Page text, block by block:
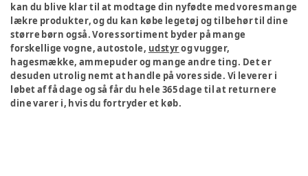
kan du blive klar til at modtage din nyfødte med vores mange
lækre produkter, og du kan købe legetøj og tilbehør til dine
større børn også. Vores sortiment byder på mange
forskellige vogne, autostole, udstyrog vugger,
hagesmække, ammepuder og mange andre ting. Det er
desuden utrolig nemt at handle på vores side. Vi leverer i
løbet af få dage og så får du hele 365 dage til at returnere
dine varer i, hvis du fortryder et køb.